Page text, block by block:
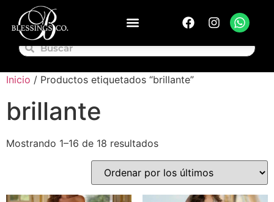
Inicio / Productos etiquetados “brillante”
brillante
Mostrando 1–16 de 18 resultados